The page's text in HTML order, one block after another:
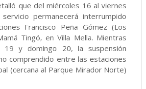
que del miércoles 16 al viernes
permanecerá interrumpido
Francisco Peña Gómez (Los
Tingó, en Villa Mella. Mientras
19 y domingo 20, la suspensión
comprendido entre las estaciones
(cercana al Parque Mirador Norte)